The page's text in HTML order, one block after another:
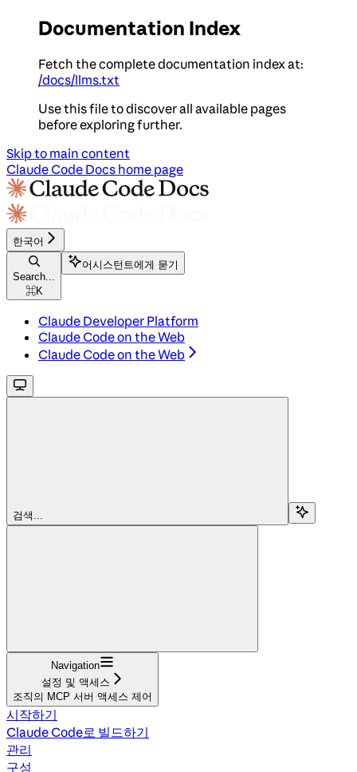
Documentation Index
Fetch the complete documentation index at:
/docs/llms.txt
Use this file to discover all available pages
before exploring further.
Skip to main content
Claude Code Docs home page
한국어
Search...
⌘K
어시스턴트에게 묻기
Claude Developer Platform
Claude Code on the Web
Claude Code on the Web
검색...
Navigation
설정 및 액세스
조직의 MCP 서버 액세스 제어
시작하기
Claude Code로 빌드하기
관리
구성